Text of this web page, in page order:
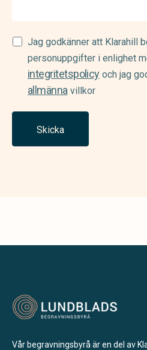
Samtycke
(Required)
Jag godkänner att Klarahill
personuppgifter i enlighet
integritetspolicyoch jag
allmännavillkor
Skicka
Vår begravningsbyrå är en del av